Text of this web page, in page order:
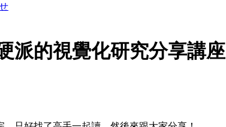
派的視覺化研究分享講座